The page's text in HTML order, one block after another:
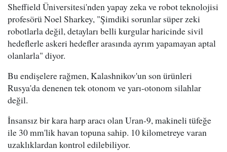
Sheffield Üniversitesi'nden yapay zeka ve robot teknolojisi
profesörü Noel Sharkey, "Şimdiki sorunlar süper zeki
robotlarla değil, detayları belli kurgular haricinde sivil
hedeflerle askeri hedefler arasında ayrım yapamayan aptal
olanlarla" diyor.
Bu endişelere rağmen, Kalashnikov'un son ürünleri
Rusya'da denenen tek otonom ve yarı-otonom silahlar
değil.
İnsansız bir kara harp aracı olan Uran-9, makineli tüfeğe
ile 30 mm'lik havan topuna sahip. 10 kilometreye varan
uzaklıklardan kontrol edilebiliyor.